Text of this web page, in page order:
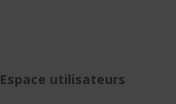
Espace utilisateurs